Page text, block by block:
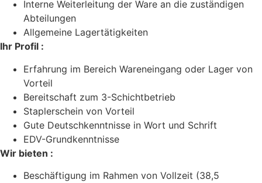
Interne Weiterleitung der Ware an die zuständigen
Abteilungen
Allgemeine Lagertätigkeiten
Ihr Profil :
Erfahrung im Bereich Wareneingang oder Lager von
Vorteil
Bereitschaft zum 3-Schichtbetrieb
Staplerschein von Vorteil
Gute Deutschkenntnisse in Wort und Schrift
EDV-Grundkenntnisse
Wir bieten :
Beschäftigung im Rahmen von Vollzeit (38,5